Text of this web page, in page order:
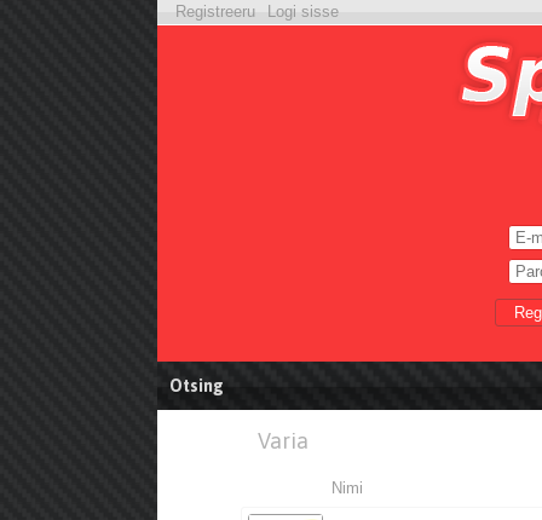
Registreeru Logi sisse
Otsing
Varia
Nimi